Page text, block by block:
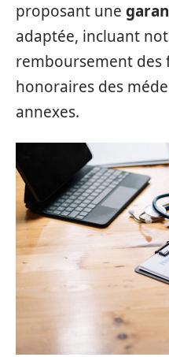
proposant une
adaptée, incluant
remboursement des
honoraires des
annexes.